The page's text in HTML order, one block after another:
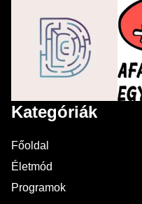
Kategóriák
Főoldal
Életmód
Programok